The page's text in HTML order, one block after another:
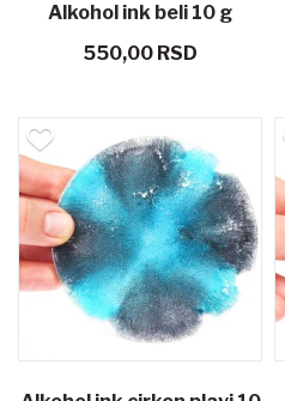
Alkohol ink beli 10 g
550,00 RSD